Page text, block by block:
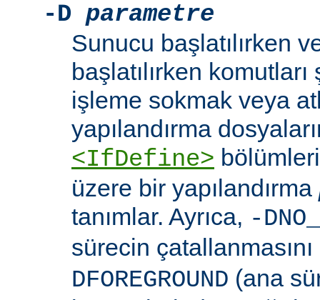
-D parametre
Sunucu başlatılırken
başlatılırken
işleme sokmak veya
yapılandırma
<IfDefine>
üzere bir yapılandırma
tanımlar. Ayrıca, -
sürecin
DFOREGROUND (ana